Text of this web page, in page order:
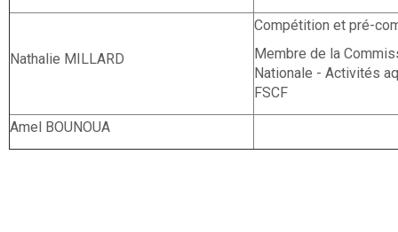
Nathalie MILLARD
Compétition et pré-
Membre de la
Nationale - Activités
FSCF
Amel BOUNOUA